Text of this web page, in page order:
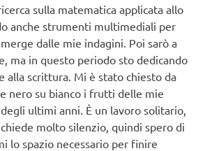
sulla matematica applicata allo
anche strumenti multimediali per
dalle mie indagini. Poi sarò a
ma in questo periodo sto dedicando
alla scrittura. Mi è stato chiesto da
nero su bianco i frutti delle mie
ultimi anni. È un lavoro solitario,
molto silenzio, quindi spero di
lo spazio necessario per finire